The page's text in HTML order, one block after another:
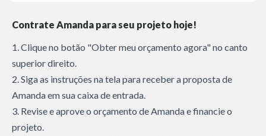
Contrate Amanda para seu projeto hoje!
1. Clique no botão "Obter meu orçamento agora" no canto
superior direito.
2. Siga as instruções na tela para receber a proposta de
Amanda em sua caixa de entrada.
3. Revise e aprove o orçamento de Amanda e financie o
projeto.